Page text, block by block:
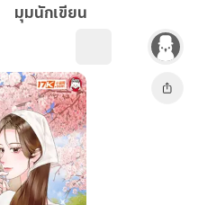
มุมนักเขียน